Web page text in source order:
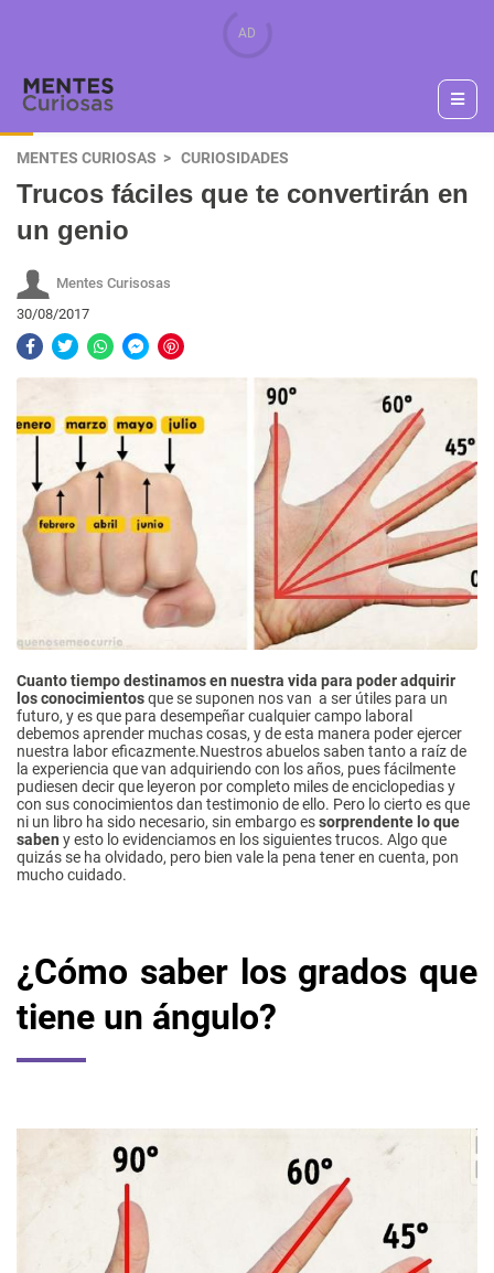
MENTES CURIOSAS CURIOSIDADES
Trucos fáciles que te convertirán en
un genio
Mentes Curisosas
30/08/2017
Cuanto tiempo destinamos en nuestra vida para poder adquirir
los conocimientosque se suponen nos van a ser útiles para un
futuro, y es que para desempeñar cualquier campo laboral
debemos aprender muchas cosas, y de esta manera poder ejercer
nuestra labor eficazmente.Nuestros abuelos saben tanto a raíz de
la experiencia que van adquiriendo con los años, pues fácilmente
pudiesen decir que leyeron por completo miles de enciclopedias y
con sus conocimientos dan testimonio de ello. Pero lo cierto es que
ni un libro ha sido necesario, sin embargo essorprendente lo que
saben y esto lo evidenciamos en los siguientes trucos. Algo que
quizás se ha olvidado, pero bien vale la pena tener en cuenta, pon
mucho cuidado.
¿Cómo saber los grados que
tiene un ángulo?